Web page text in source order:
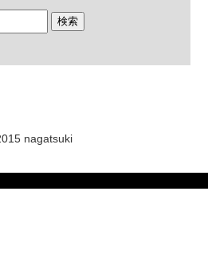
nagatsuki